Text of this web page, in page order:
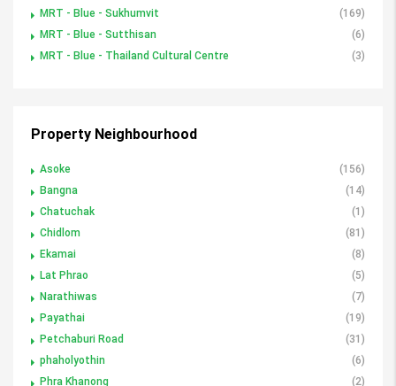
MRT - Blue - Sukhumvit
(169)
MRT - Blue - Sutthisan
(6)
MRT - Blue - Thailand Cultural Centre
(3)
Property Neighbourhood
Asoke
(156)
Bangna
(14)
Chatuchak
(1)
Chidlom
(81)
Ekamai
(8)
Lat Phrao
(5)
Narathiwas
(7)
Payathai
(19)
Petchaburi Road
(31)
phaholyothin
(6)
Phra Khanong
(2)